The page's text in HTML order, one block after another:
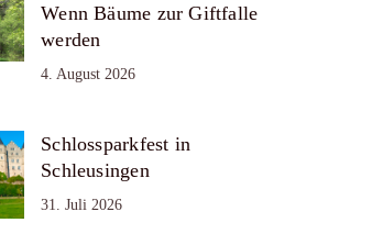
Wenn Bäume zur Giftfalle
werden
4. August 2026
Schlossparkfest in
Schleusingen
31. Juli 2026